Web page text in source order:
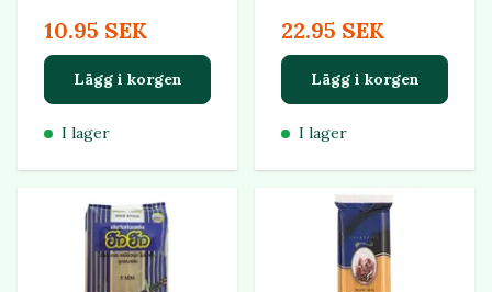
10.95 SEK
Lägg i korgen
I lager
22.95 SEK
Lägg i korgen
I lager